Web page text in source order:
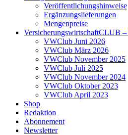
Veröffentlichungshinweise
Ergänzungslieferungen
Mengenpreise
VersicherungswirtschaftCLUB
VWClub Juni 2026
VWClub März 2026
VWClub November 2025
VWClub Juli 2025
VWClub November 2024
VWClub Oktober 2023
VWClub April 2023
Shop
Redaktion
Abonnement
Newsletter